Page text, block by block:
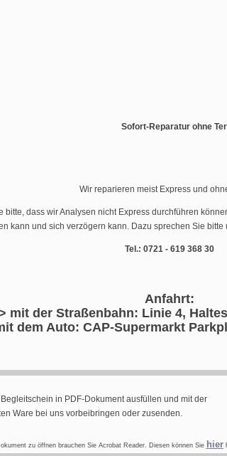
Sofort-Reparatur ohne
Wir reparieren meist Express und
bitte, dass wir Analysen nicht Express durchführen
kann und sich verzögern kann. Dazu sprechen Sie
Tel.: 0721 - 619 368 30
Anfahrt:
mit der Straßenbahn: Linie 4,
dem Auto: CAP-Supermarkt
in PDF-Dokument ausfüllen und mit der
Ware bei uns vorbeibringen oder zusenden.
zu öffnen brauchen Sie Acrobat Reader. Diesen können Sie hier